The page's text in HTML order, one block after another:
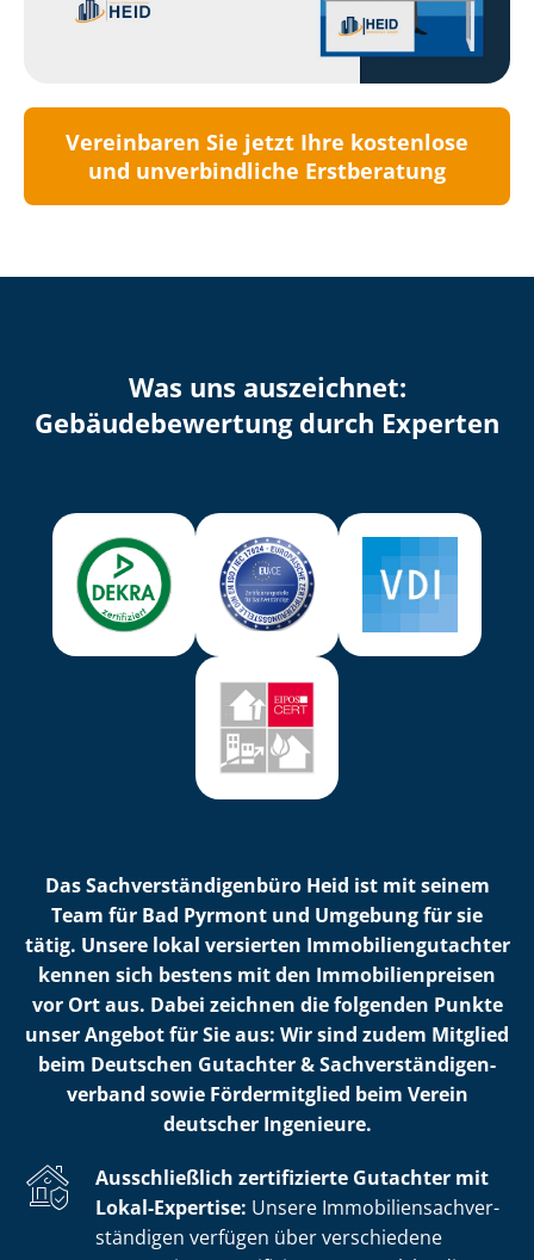
Vereinbaren Sie jetzt Ihre kostenlose
und unverbindliche Erstberatung
Was uns auszeichnet:
Ge­bäu­de­be­wer­tung durch Experten
Das Sach­ver­stän­di­gen­bü­ro Heid ist mit seinem
Team für Bad Pyrmont und Umgebung für sie
tätig. Unsere lokal versierten Im­mo­bi­li­en­gut­ach­ter
kennen sich bestens mit den Im­mo­bi­li­en­prei­sen
vor Ort aus. Dabei zeichnen die folgenden Punkte
unser Angebot für Sie aus: Wir sind zudem Mitglied
beim Deutschen Gutachter & Sach­ver­stän­di­gen­
ver­band sowie Fördermitglied beim Verein
deutscher Ingenieure.
Ausschließlich zertifizierte Gutachter mit
Lokal-Expertise: Unsere Im­mo­bi­li­en­sach­ver­
stän­di­gen verfügen über verschiedene